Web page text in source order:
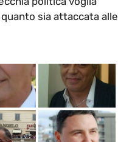
sia attaccata alle